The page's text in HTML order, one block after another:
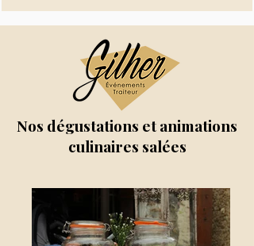
Nos dégustations et animations
culinaires salées